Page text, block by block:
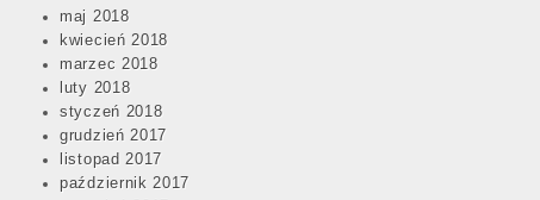
maj 2018
kwiecień 2018
marzec 2018
luty 2018
styczeń 2018
grudzień 2017
listopad 2017
październik 2017